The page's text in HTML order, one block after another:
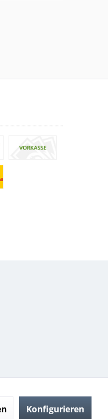
Konfigurieren